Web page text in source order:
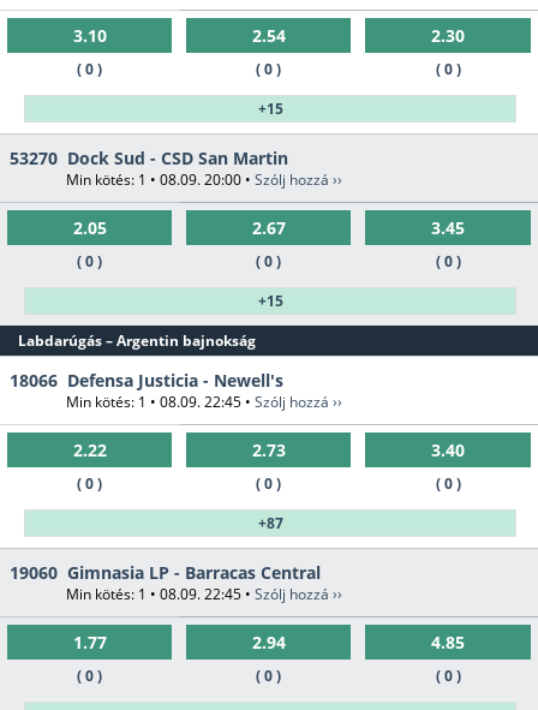
3.10
( 0 )
2.54
( 0 )
2.30
( 0 )
+15
53270 Dock Sud - CSD San Martin
Min kötés: 1 • 08.09. 20:00 • Szólj hozzá ››
2.05
( 0 )
2.67
( 0 )
3.45
( 0 )
+15
Labdarúgás – Argentin bajnokság
18066 Defensa Justicia - Newell's
Min kötés: 1 • 08.09. 22:45 • Szólj hozzá ››
2.22
( 0 )
2.73
( 0 )
3.40
( 0 )
+87
19060 Gimnasia LP - Barracas Central
Min kötés: 1 • 08.09. 22:45 • Szólj hozzá ››
1.77
( 0 )
2.94
( 0 )
4.85
( 0 )